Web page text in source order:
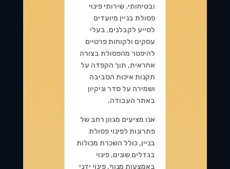
ובטיחותי. שירותי פינוי
פסולת בניין מיועדים
לסייע לקבלנים, בעלי
עסקים ולקוחות פרטיים
להיפטר מהפסולת בצורה
אחראית, תוך הקפדה על
תקנות איכות הסביבה
ושמירה על סדר וניקיון
באתר העבודה.
אנו מציעים מגוון רחב של
פתרונות לפינוי פסולת
בניין, כולל השכרת מכולות
בגדלים שונים, פינוי
באמצעות מנוף, פינוי ידני